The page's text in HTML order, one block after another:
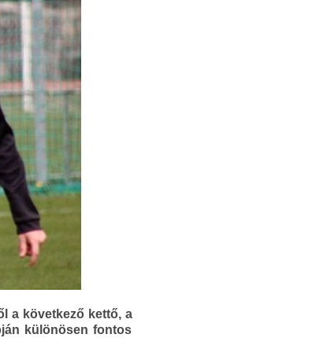
a következő kettő, a
különösen fontos